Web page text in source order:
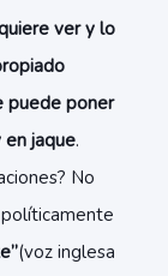
ver y lo
puede poner
en jaque.
No
(voz inglesa